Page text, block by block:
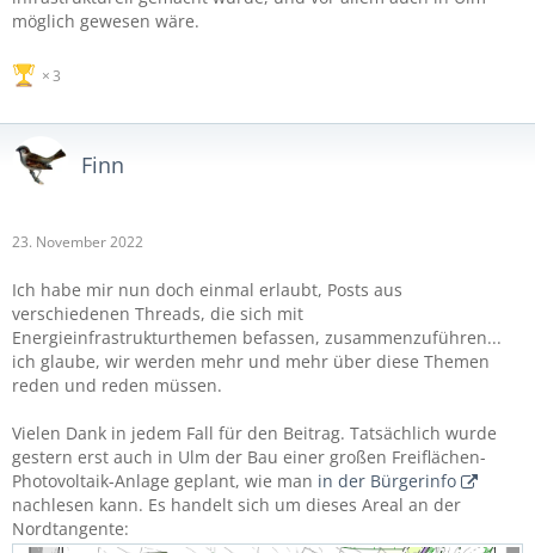
möglich gewesen wäre.
3
Finn
23. November 2022
Ich habe mir nun doch einmal erlaubt, Posts aus
verschiedenen Threads, die sich mit
Energieinfrastrukturthemen befassen, zusammenzuführen...
ich glaube, wir werden mehr und mehr über diese Themen
reden und reden müssen.
Vielen Dank in jedem Fall für den Beitrag. Tatsächlich wurde
gestern erst auch in Ulm der Bau einer großen Freiflächen-
Photovoltaik-Anlage geplant, wie man in der Bürgerinfo
nachlesen kann. Es handelt sich um dieses Areal an der
Nordtangente: